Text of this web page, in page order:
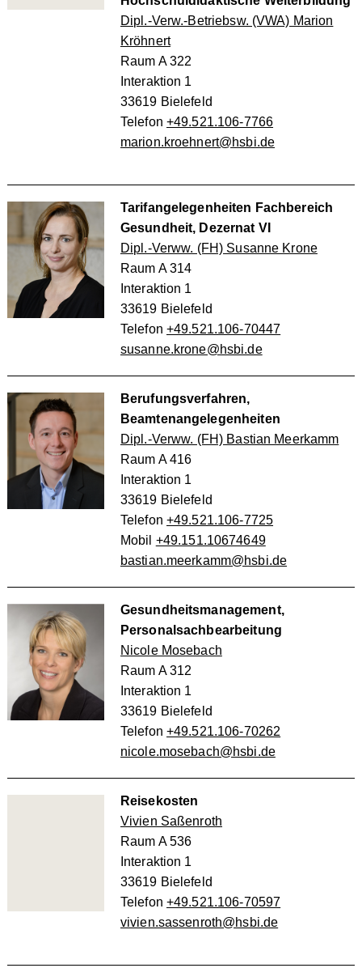
Dipl.-Verw.-Betriebsw. (VWA) Marion
Kröhnert
Raum A 322
Interaktion 1
33619 Bielefeld
Telefon +49.521.106-7766
marion.kroehnert@hsbi.de
Tarifangelegenheiten Fachbereich
Gesundheit, Dezernat VI
Dipl.-Verww. (FH) Susanne Krone
Raum A 314
Interaktion 1
33619 Bielefeld
Telefon +49.521.106-70447
susanne.krone@hsbi.de
Berufungsverfahren,
Beamtenangelegenheiten
Dipl.-Verww. (FH) Bastian Meerkamm
Raum A 416
Interaktion 1
33619 Bielefeld
Telefon +49.521.106-7725
Mobil +49.151.10674649
bastian.meerkamm@hsbi.de
Gesundheitsmanagement,
Personalsachbearbeitung
Nicole Mosebach
Raum A 312
Interaktion 1
33619 Bielefeld
Telefon +49.521.106-70262
nicole.mosebach@hsbi.de
Reisekosten
Vivien Saßenroth
Raum A 536
Interaktion 1
33619 Bielefeld
Telefon +49.521.106-70597
vivien.sassenroth@hsbi.de